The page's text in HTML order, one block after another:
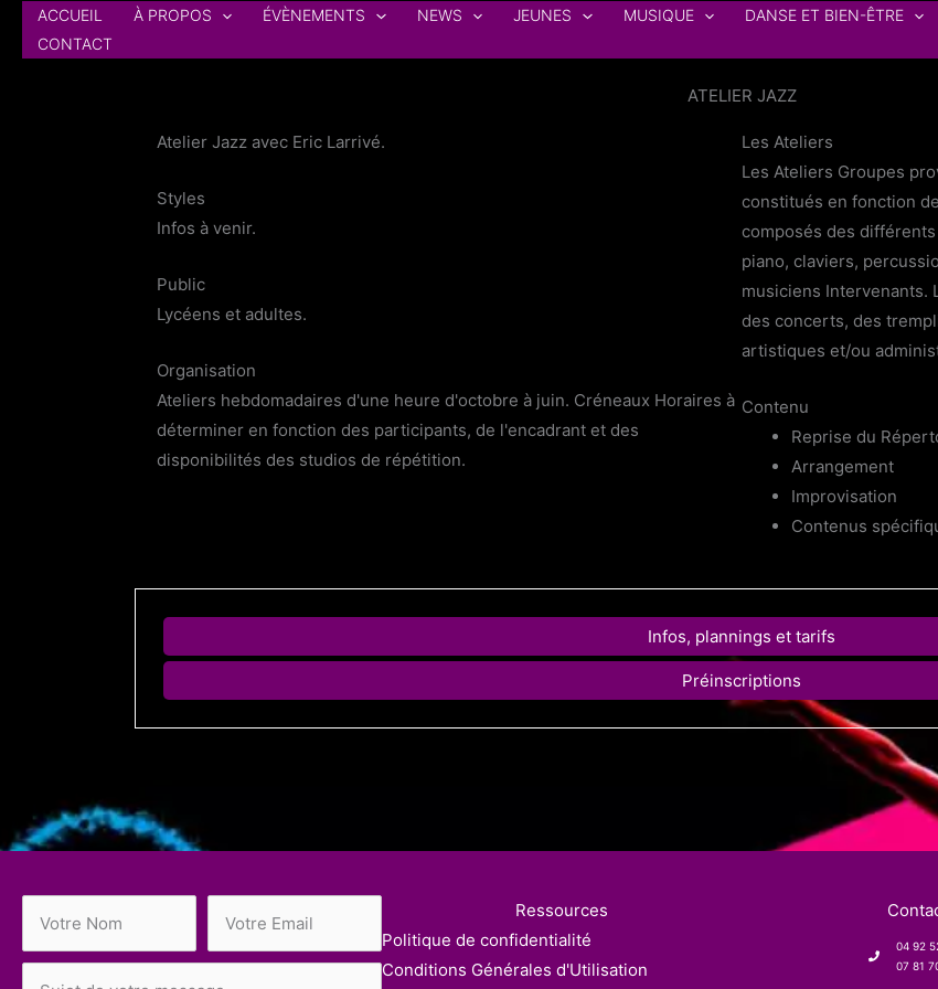
ACCUEIL À PROPOS ÉVÈNEMENTS NEWS JEUNES MUSIQUE DANSE ET BIEN-ÊTRE
CONTACT
ATELIER JAZZ
Atelier Jazz avec Eric Larrivé.
Styles
Infos à venir.
Public
Lycéens et adultes.
Organisation
Ateliers hebdomadaires d'une heure d'octobre à juin. Créneaux Horaires à
déterminer en fonction des participants, de l'encadrant et des
disponibilités des studios de répétition.
Les Ateliers
Les Ateliers Groupes
constitués en fonction
composés des
piano, claviers,
musiciens Intervenants.
des concerts, des
artistiques et/ou
Contenu
Reprise du
Arrangement
Improvisation
Contenus
Infos, plannings et tarifs
Préinscriptions
Ressources
Politique de confidentialité
Conditions Générales d'Utilisation
04 92
07 81